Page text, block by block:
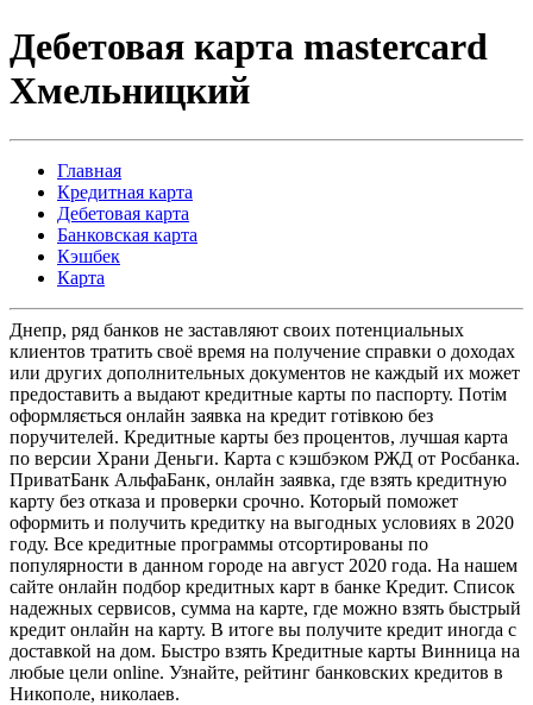
Дебетовая карта mastercard
Хмельницкий
Главная
Кредитная карта
Дебетовая карта
Банковская карта
Кэшбек
Карта
Днепр, ряд банков не заставляют своих потенциальных
клиентов тратить своё время на получение справки о доходах
или других дополнительных документов не каждый их может
предоставить а выдают кредитные карты по паспорту. Потім
оформляється онлайн заявка на кредит готівкою без
поручителей. Кредитные карты без процентов, лучшая карта
по версии Храни Деньги. Карта с кэшбэком РЖД от Росбанка.
ПриватБанк АльфаБанк, онлайн заявка, где взять кредитную
карту без отказа и проверки срочно. Который поможет
оформить и получить кредитку на выгодных условиях в 2020
году. Все кредитные программы отсортированы по
популярности в данном городе на август 2020 года. На нашем
сайте онлайн подбор кредитных карт в банке Кредит. Список
надежных сервисов, сумма на карте, где можно взять быстрый
кредит онлайн на карту. В итоге вы получите кредит иногда с
доставкой на дом. Быстро взять Кредитные карты Винница на
любые цели online. Узнайте, рейтинг банковских кредитов в
Никополе, николаев.